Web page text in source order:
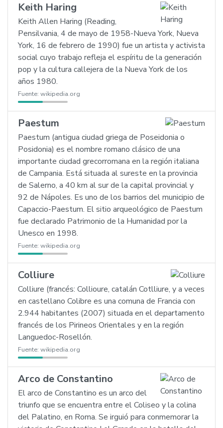
Keith Haring
Keith Allen Haring (Reading,
Pensilvania, 4 de mayo de 1958-Nueva York, Nueva
York, 16 de febrero de 1990) fue un artista y activista
social cuyo trabajo refleja el espíritu de la generación
pop y la cultura callejera de la Nueva York de los
años 1980.
Fuente: wikipedia.org
Paestum
Paestum (antigua ciudad griega de Poseidonia o
Posidonia) es el nombre romano clásico de una
importante ciudad grecorromana en la región italiana
de Campania. Está situada al sureste en la provincia
de Salerno, a 40 km al sur de la capital provincial y
92 de Nápoles. Es uno de los barrios del municipio de
Capaccio-Paestum. El sitio arqueológico de Paestum
fue declarado Patrimonio de la Humanidad por la
Unesco en 1998.
Fuente: wikipedia.org
Colliure
Colliure (francés: Collioure, catalán Cotlliure, y a veces
en castellano Colibre es una comuna de Francia con
2.944 habitantes (2007) situada en el departamento
francés de los Pirineos Orientales y en la región
Languedoc-Rosellón.
Fuente: wikipedia.org
Arco de Constantino
El arco de Constantino es un arco del
triunfo que se encuentra entre el Coliseo y la colina
del Palatino, en Roma. Se irguió para conmemorar la